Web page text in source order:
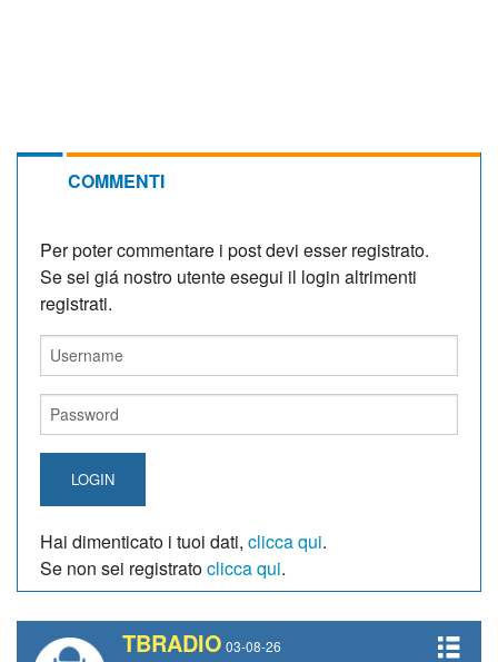
COMMENTI
Per poter commentare i post devi esser registrato.
Se sei giá nostro utente esegui il login altrimenti
registrati.
LOGIN
Hai dimenticato i tuoi dati, clicca qui.
Se non sei registratoclicca qui.
TBRADIO 03-08-26